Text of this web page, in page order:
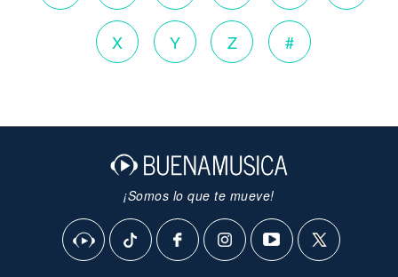
X Y Z #
¡Somos lo que te mueve!